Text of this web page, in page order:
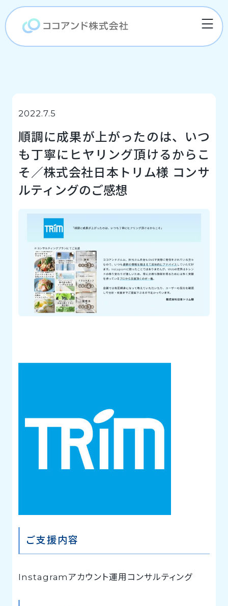
2022.7.5
順調に成果が上がったのは、いつ
も丁寧にヒヤリング頂けるからこ
そ／株式会社日本トリム様 コンサ
ルティングのご感想
ご支援内容
Instagramアカウント運用コンサルティング